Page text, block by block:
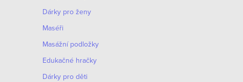
Dárky pro ženy
Maséři
Masážní podložky
Edukačné hračky
Dárky pro děti